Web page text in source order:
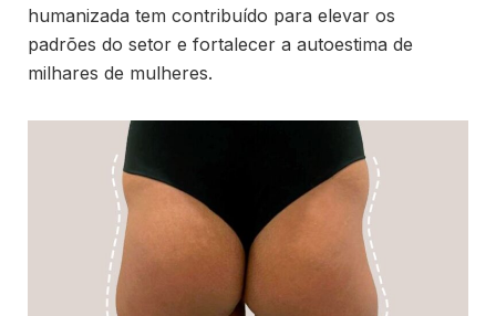
humanizada tem contribuído para elevar os
padrões do setor e fortalecer a autoestima de
milhares de mulheres.